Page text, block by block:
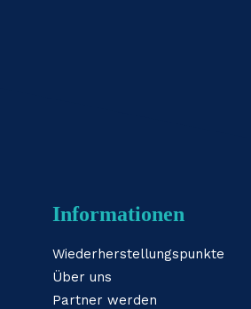
Informationen
Wiederherstellungspunkte
Über uns
Partner werden